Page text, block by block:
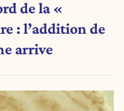
de la «
: l’addition de
arrive